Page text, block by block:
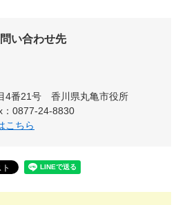
い合わせ先
4番21号 香川県丸亀市役所
：0877-24-8830
こちら